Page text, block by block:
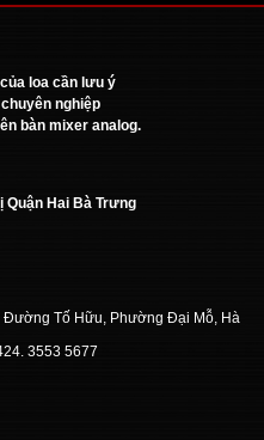
loa cần lưu ý
nghiệp
bàn mixer analog.
Hai Bà Trưng
Đường Tố Hữu, Phường Đại Mỗ, Hà
3553 5677